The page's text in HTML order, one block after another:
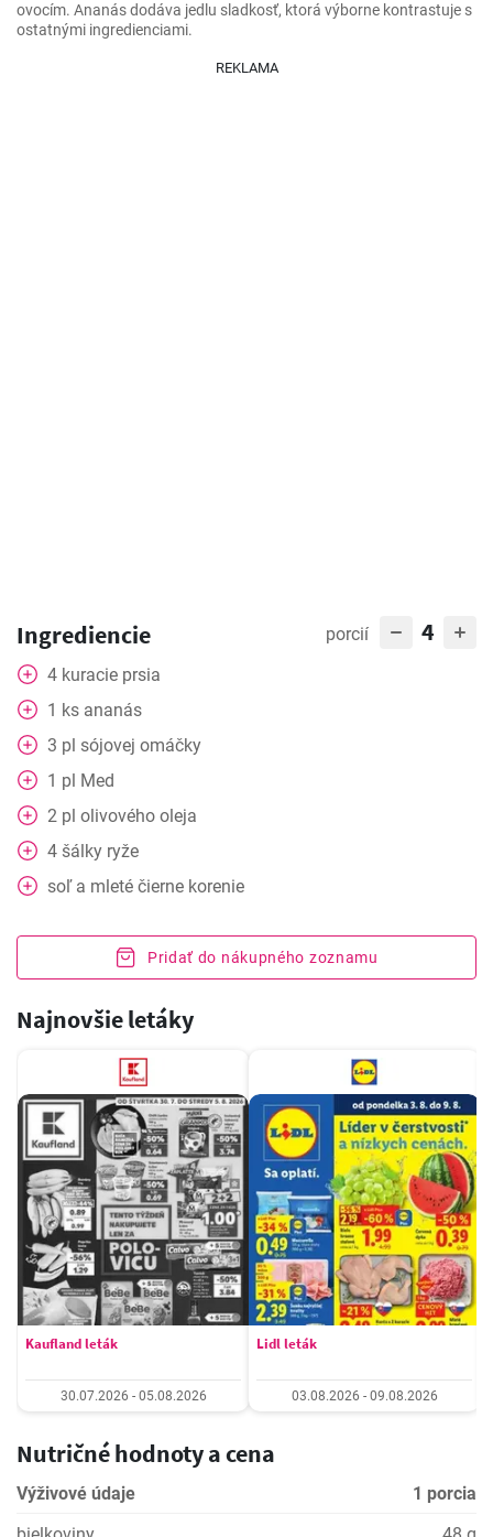
ovocím. Ananás dodáva jedlu sladkosť, ktorá výborne kontrastuje s
ostatnými ingredienciami.
REKLAMA
Ingrediencie porcií 4
4 kuracie prsia
1 ks ananás
3 pl sójovej omáčky
1 pl Med
2 pl olivového oleja
4 šálky ryže
soľ a mleté čierne korenie
Pridať do nákupného zoznamu
Najnovšie letáky
Kaufland leták
30.07.2026 - 05.08.2026
Lidl leták
03.08.2026 - 09.08.2026
Nutričné hodnoty a cena
Výživové údaje
1 porcia